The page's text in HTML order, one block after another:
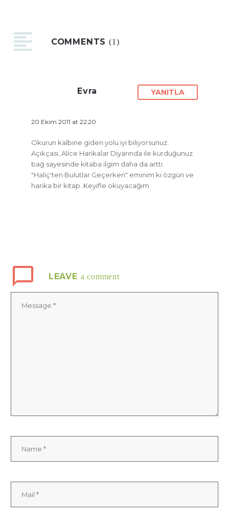
COMMENTS(1)
Evra
20 Ekim 2011 at 22:20
YANITLA
Okurun kalbine giden yolu iyi biliyorsunuz.
Açıkçası, Alice Harikalar Diyarında ile kurduğunuz
bağ sayesinde kitaba ilgim daha da arttı.
"Haliç'ten Bulutlar Geçerken" eminim ki özgün ve
harika bir kitap. Keyifle okuyacağım.
LEAVE a comment